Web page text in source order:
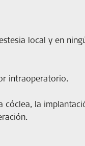
local y en
intraoperatorio.
la